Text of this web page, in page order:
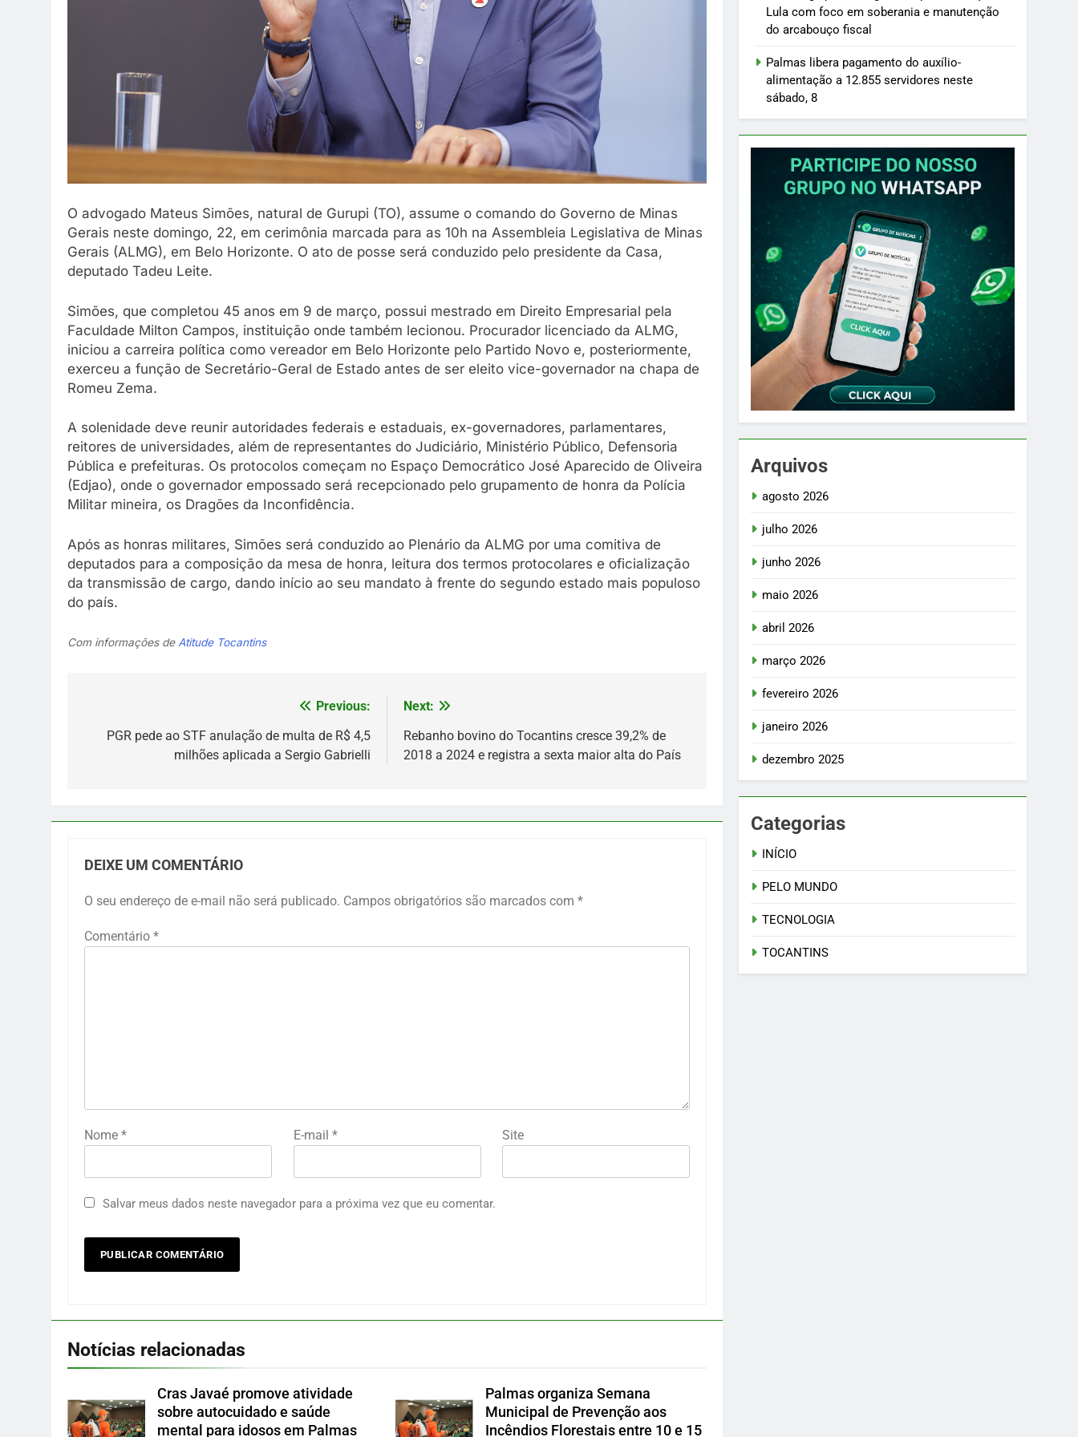
O advogado Mateus Simões, natural de Gurupi (TO), assume o comando do Governo de Minas
Gerais neste domingo, 22, em cerimônia marcada para as 10h na Assembleia Legislativa de Minas
Gerais (ALMG), em Belo Horizonte. O ato de posse será conduzido pelo presidente da Casa,
deputado Tadeu Leite.
Simões, que completou 45 anos em 9 de março, possui mestrado em Direito Empresarial pela
Faculdade Milton Campos, instituição onde também lecionou. Procurador licenciado da ALMG,
iniciou a carreira política como vereador em Belo Horizonte pelo Partido Novo e, posteriormente,
exerceu a função de Secretário-Geral de Estado antes de ser eleito vice-governador na chapa de
Romeu Zema.
A solenidade deve reunir autoridades federais e estaduais, ex-governadores, parlamentares,
reitores de universidades, além de representantes do Judiciário, Ministério Público, Defensoria
Pública e prefeituras. Os protocolos começam no Espaço Democrático José Aparecido de Oliveira
(Edjao), onde o governador empossado será recepcionado pelo grupamento de honra da Polícia
Militar mineira, os Dragões da Inconfidência.
Após as honras militares, Simões será conduzido ao Plenário da ALMG por uma comitiva de
deputados para a composição da mesa de honra, leitura dos termos protocolares e oficialização
da transmissão de cargo, dando início ao seu mandato à frente do segundo estado mais populoso
do país.
Com informações deAtitude Tocantins
Previous:
PGR pede ao STF anulação de multa de R$ 4,5
milhões aplicada a Sergio Gabrielli
Next:
Rebanho bovino do Tocantins cresce 39,2% de
2018 a 2024 e registra a sexta maior alta do País
DEIXE UM COMENTÁRIO
O seu endereço de e-mail não será publicado. Campos obrigatórios são marcados com *
Comentário *
Nome * E-mail * Site
Salvar meus dados neste navegador para a próxima vez que eu comentar.
Notícias relacionadas
Cras Javaé promove atividade
sobre autocuidado e saúde
mental para idosos em Palmas
Palmas organiza Semana
Municipal de Prevenção aos
Incêndios Florestais entre 10 e 15
Lula com foco em soberania e manutenção
do arcabouço fiscal
Palmas libera pagamento do auxílio-
alimentação a 12.855 servidores neste
sábado, 8
Arquivos
agosto 2026
julho 2026
junho 2026
maio 2026
abril 2026
março 2026
fevereiro 2026
janeiro 2026
dezembro 2025
Categorias
INÍCIO
PELO MUNDO
TECNOLOGIA
TOCANTINS